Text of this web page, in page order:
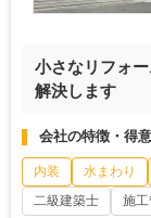
小さなリフォ
解決します
会社の特徴・得
内装 水まわり
二級建築士
施